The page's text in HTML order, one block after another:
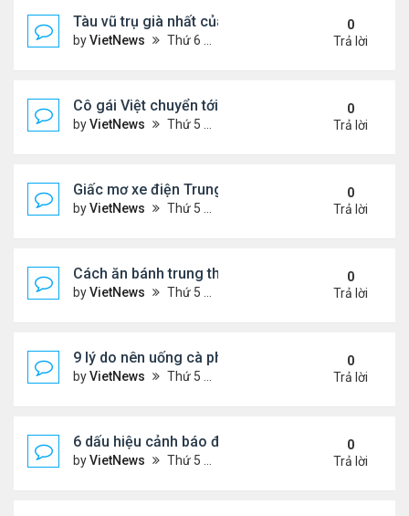
Tàu vũ trụ già nhất của NASA tròn 45 tuổi
byVietNews Thứ 6 Tháng 8 19, 2022 4:29 pm
0
Trả lời
Cô gái Việt chuyển tới Nepal sống vì mê leo núi
byVietNews Thứ 5 Tháng 8 18, 2022 5:32 pm
0
Trả lời
Giấc mơ xe điện Trung Quốc: Các hãng công
byVietNews Thứ 5 Tháng 8 18, 2022 5:28 pm
0
Trả lời
Cách ăn bánh trung thu không lo béo
byVietNews Thứ 5 Tháng 8 18, 2022 5:25 pm
0
Trả lời
9 lý do nên uống cà phê mỗi ngày
byVietNews Thứ 5 Tháng 8 18, 2022 5:11 pm
0
Trả lời
6 dấu hiệu cảnh báo đau tim ở phụ nữ cần lưu ý
byVietNews Thứ 5 Tháng 8 18, 2022 5:09 pm
0
Trả lời